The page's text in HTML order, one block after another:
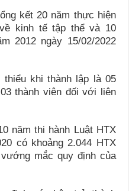
kết 20 năm thực hiện
kinh tế tập thể và 10
2012 ngày 15/02/2022
khi thành lập là 05
thành viên đối với liên
năm thi hành Luật HTX
có khoảng 2.044 HTX
mắc quy định của